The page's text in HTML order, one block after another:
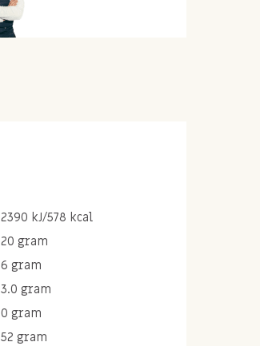
2390 kJ/578 kcal
20 gram
6 gram
3.0 gram
0 gram
52 gram